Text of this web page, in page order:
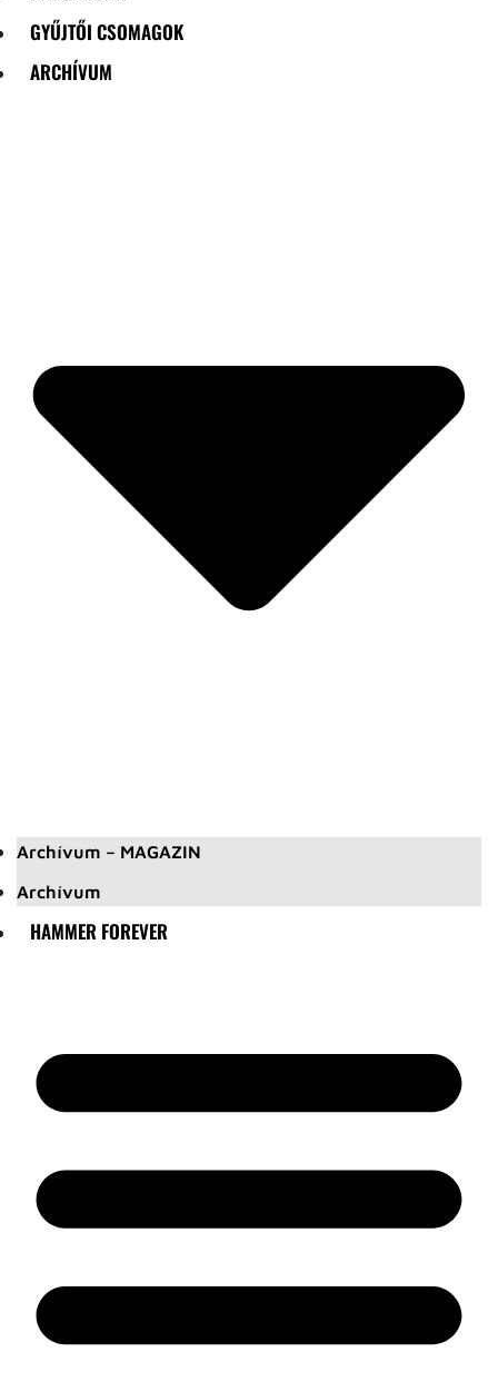
GYŰJTŐI CSOMAGOK
ARCHÍVUM
Archívum – MAGAZIN
Archívum
HAMMER FOREVER